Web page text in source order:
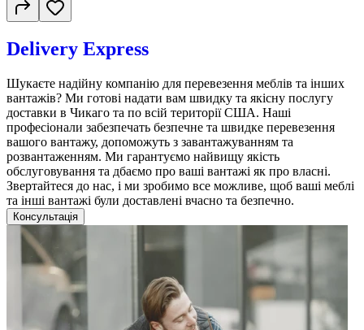
Delivery Express
Шукаєте надійну компанію для перевезення меблів та інших
вантажів? Ми готові надати вам швидку та якісну послугу
доставки в Чикаго та по всій території США. Наші
професіонали забезпечать безпечне та швидке перевезення
вашого вантажу, допоможуть з завантажуванням та
розвантаженням. Ми гарантуємо найвищу якість
обслуговування та дбаємо про ваші вантажі як про власні.
Звертайтеся до нас, і ми зробимо все можливе, щоб ваші меблі
та інші вантажі були доставлені вчасно та безпечно.
Консультація